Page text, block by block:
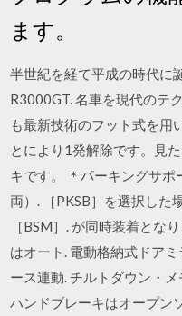
ます。
半世紀を経て平成の時代に
R3000GT. 名車を現代のテ
も最新技術のフット式を用
とにより1発解除です。見
キです。 ＊パーキングサ
両）. ［PKSB］を選択した
［BSM］. が同時装着とな
はオート. 電動格納式ドア
ース連動. チルトダウン・
ハンドブレーキはオープン